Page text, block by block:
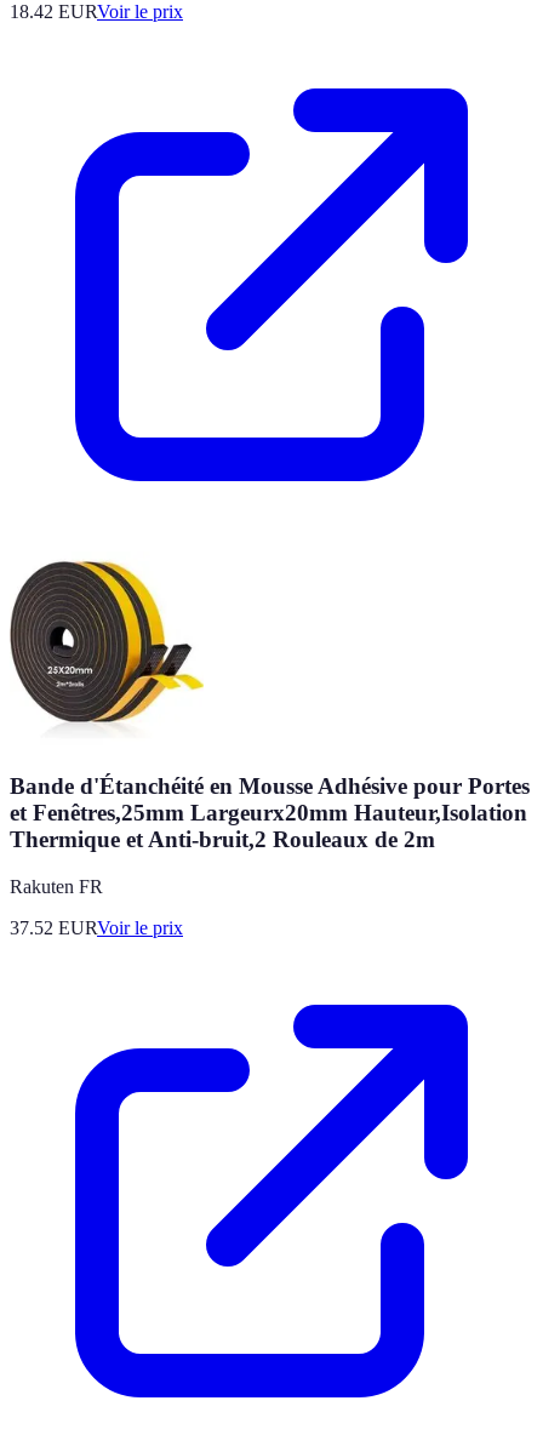
18.42 EURVoir le prix
Bande d'Étanchéité en Mousse Adhésive pour Portes
et Fenêtres,25mm Largeurx20mm Hauteur,Isolation
Thermique et Anti-bruit,2 Rouleaux de 2m
Rakuten FR
37.52 EURVoir le prix